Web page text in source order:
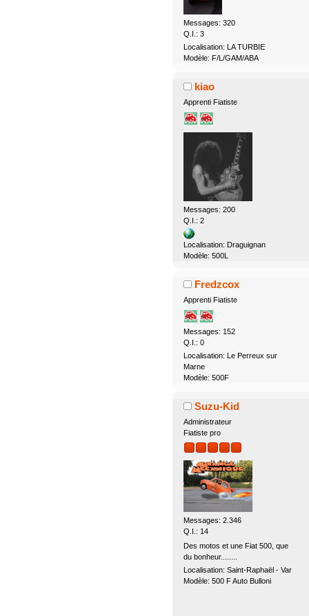
Messages: 320
Q.I.: 3
Localisation: LA TURBIE
Modèle: F/L/GAM/ABA
kiao
Apprenti Fiatiste
Messages: 200
Q.I.: 2
Localisation: Draguignan
Modèle: 500L
Fredzcox
Apprenti Fiatiste
Messages: 152
Q.I.: 0
Localisation: Le Perreux sur
Marne
Modèle: 500F
Suzu-Kid
Administrateur
Fiatiste pro
Messages: 2.346
Q.I.: 14
Des motos et une Fiat 500, que
du bonheur........
Localisation: Saint-Raphaël - Var
Modèle: 500 F Auto Bulloni